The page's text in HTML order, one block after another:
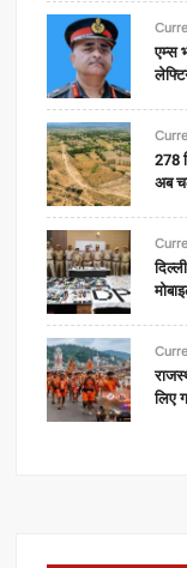
एम्स
278
अब
लिए